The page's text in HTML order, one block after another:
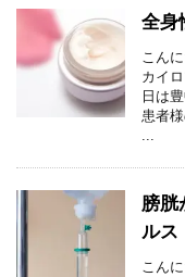
全身
こん
カイ
日は
患者
...
膀胱
ルス
こん